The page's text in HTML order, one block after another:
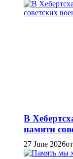
В
памяти
27 June 2026